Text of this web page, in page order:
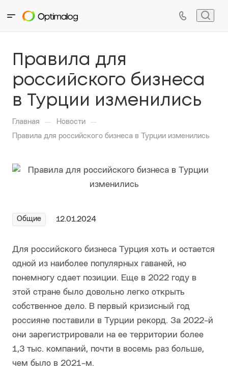
Правила для
российского бизнеса
в Турции изменились
Главная — Новости —
Правила для российского бизнеса в Турции изменились
Общие 12.01.2024
Для российского бизнеса Турция хоть и остается
одной из наиболее популярных гаваней, но
понемногу сдает позиции. Еще в 2022 году в
этой стране было довольно легко открыть
собственное дело. В первый кризисный год
россияне поставили в Турции рекорд. За 2022-й
они зарегистрировали на ее территории более
1,3 тыс. компаний, почти в восемь раз больше,
чем было в 2021-м.